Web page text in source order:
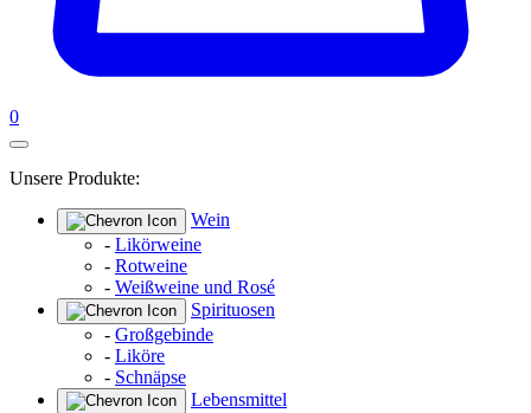
0
Unsere Produkte:
Wein
- Likörweine
- Rotweine
- Weißweine und Rosé
Spirituosen
- Großgebinde
- Liköre
- Schnäpse
Lebensmittel